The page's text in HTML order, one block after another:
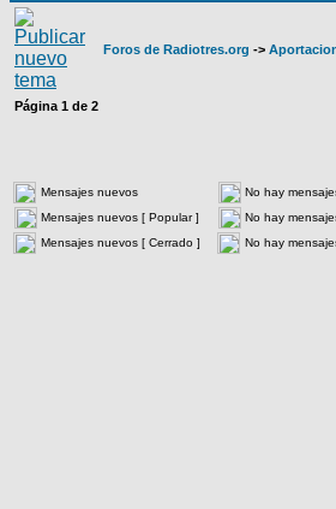
Foros de Radiotres.org ->
Página 1 de 2
Mensajes nuevos No hay
Mensajes nuevos [ Popular ]
No hay
Mensajes nuevos [ Cerrado ]
No hay